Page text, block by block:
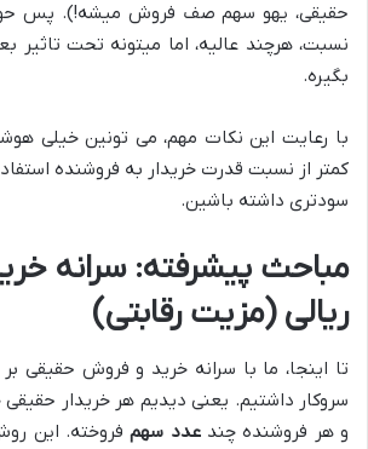
حقیقی، یهو سهم صف فروش میشه!). پس
نسبت، هرچند عالیه، اما میتونه تحت تاثیر
بگیره.
با رعایت این نکات مهم، می تونین خیلی
کمتر از نسبت قدرت خریدار به فروشنده
سودتری داشته باشین.
مباحث پیشرفته: سرانه
ریالی (مزیت رقابتی)
تا اینجا، ما با سرانه خرید و فروش حقیقی
سروکار داشتیم. یعنی دیدیم هر خریدار حقیقی
و هر فروشنده چندعدد سهمفروخته. این